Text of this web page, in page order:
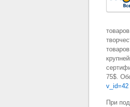
75$.
v_id=42
При